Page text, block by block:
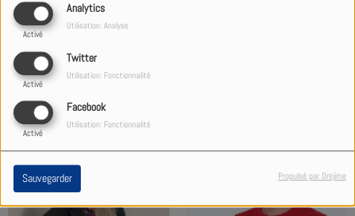
Analytics
Activé
Utilisation: Analyse
Twitter
Activé
Utilisation: Fonctionnalité
Facebook
Activé
Utilisation: Fonctionnalité
Sauvegarder Propulsé par Orejime
ALPHONSE